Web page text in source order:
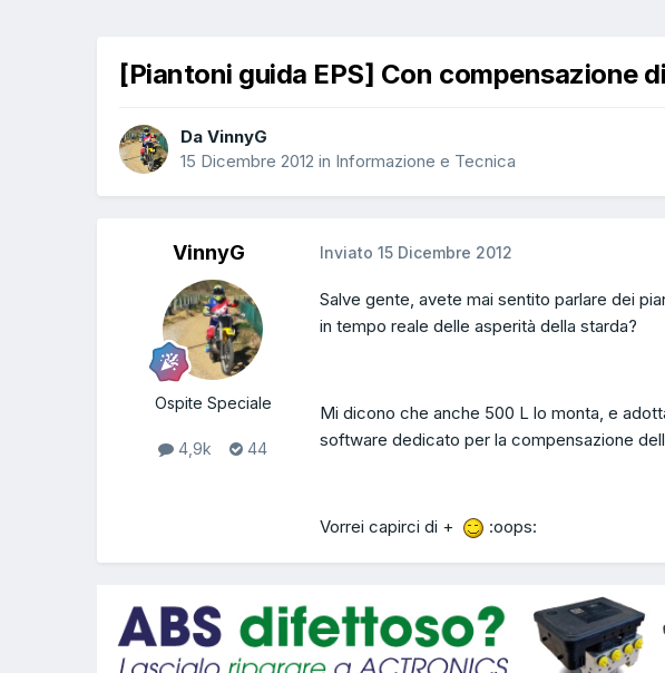
[Piantoni guida EPS] Con compensazione
Da VinnyG
15 Dicembre 2012 in Informazione e Tecnica
VinnyG
Ospite Speciale
4,9k 44
Inviato 15 Dicembre 2012
Salve gente, avete mai sentito parlare dei
in tempo reale delle asperità della starda?
Mi dicono che anche 500 L lo monta, e
software dedicato per la compensazione
Vorrei capirci di + :oops: